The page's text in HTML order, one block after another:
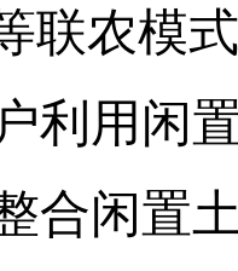
联农模
利用闲
合闲置